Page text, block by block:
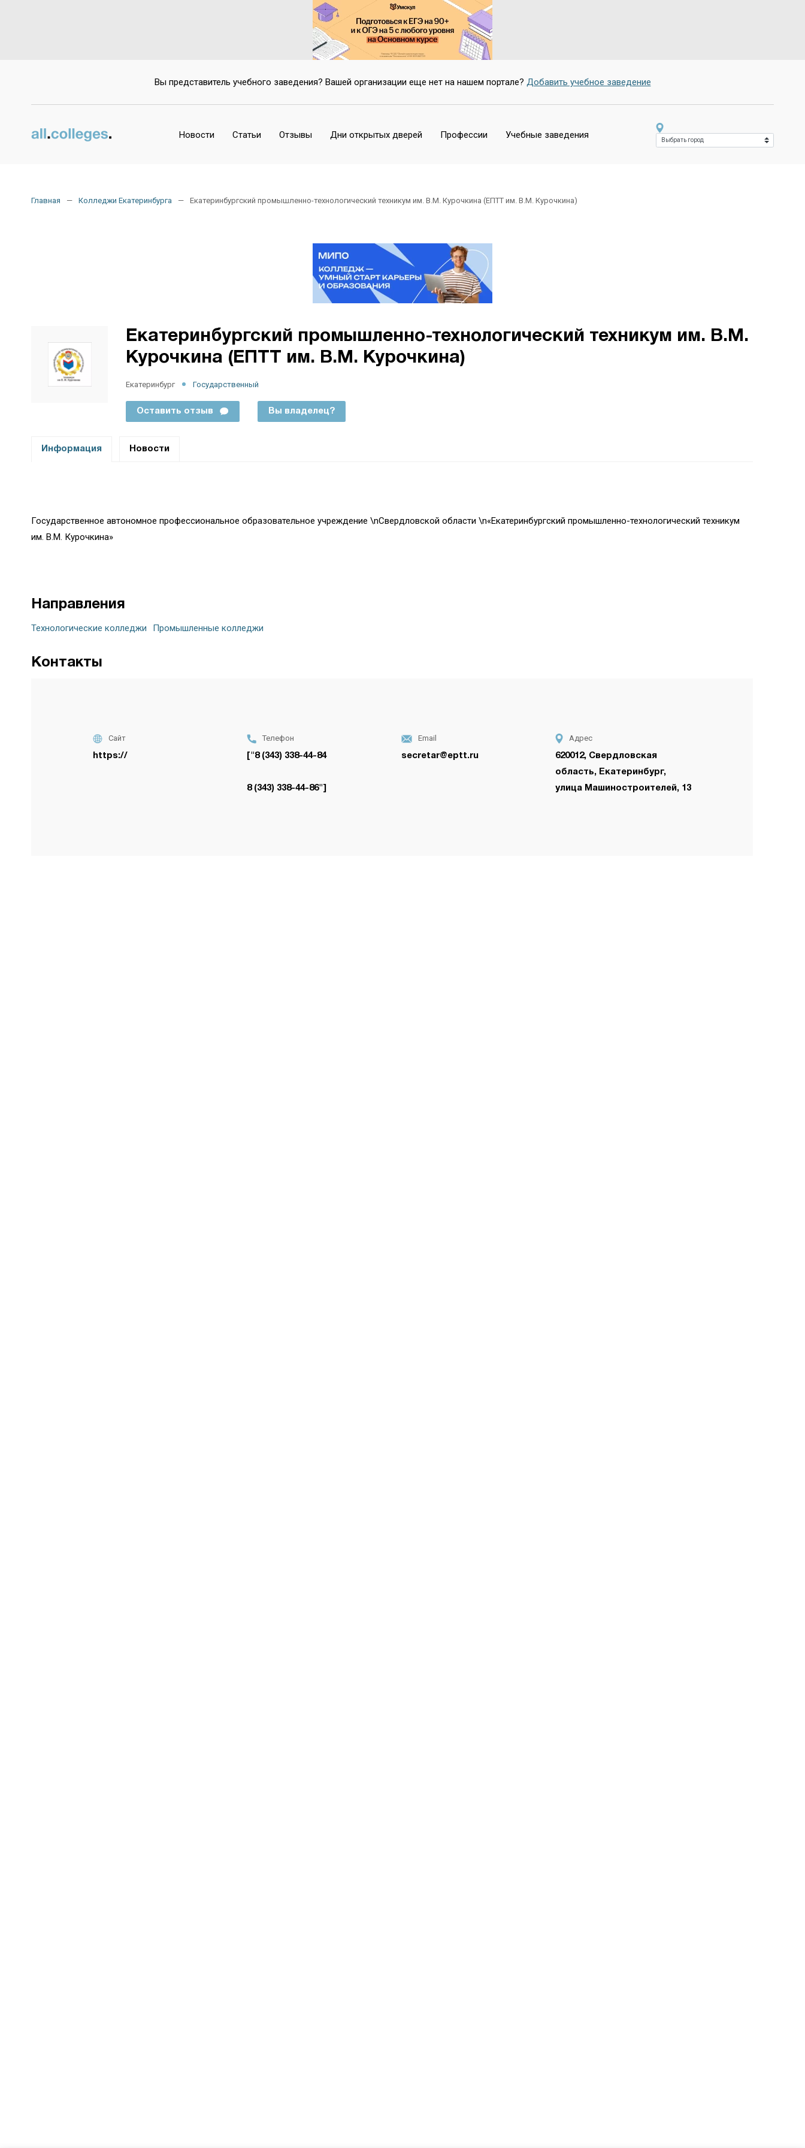
Вы представитель учебного заведения? Вашей организации еще нет на нашем портале? Добавить учебное заведение
Новости Статьи Отзывы Дни открытых дверей Профессии Учебные заведения
Главная Колледжи Екатеринбурга Екатеринбургский промышленно-технологический техникум им. В.М. Курочкина (ЕПТТ им. В.М. Курочкина)
Екатеринбургский промышленно-технологический техникум им. В.М.
Курочкина (ЕПТТ им. В.М. Курочкина)
Екатеринбург Государственный
Оставить отзыв Вы владелец?
Информация Новости
Государственное автономное профессиональное образовательное учреждение \nСвердловской области \n«Екатеринбургский промышленно-технологический техникум
им. В.М. Курочкина»
Направления
Технологические колледжи Промышленные колледжи
Контакты
Сайт
https://
Телефон
["8 (343) 338-44-84
8 (343) 338-44-86"]
Email
secretar@eptt.ru
Адрес
620012, Свердловская
область, Екатеринбург,
улица Машиностроителей, 13